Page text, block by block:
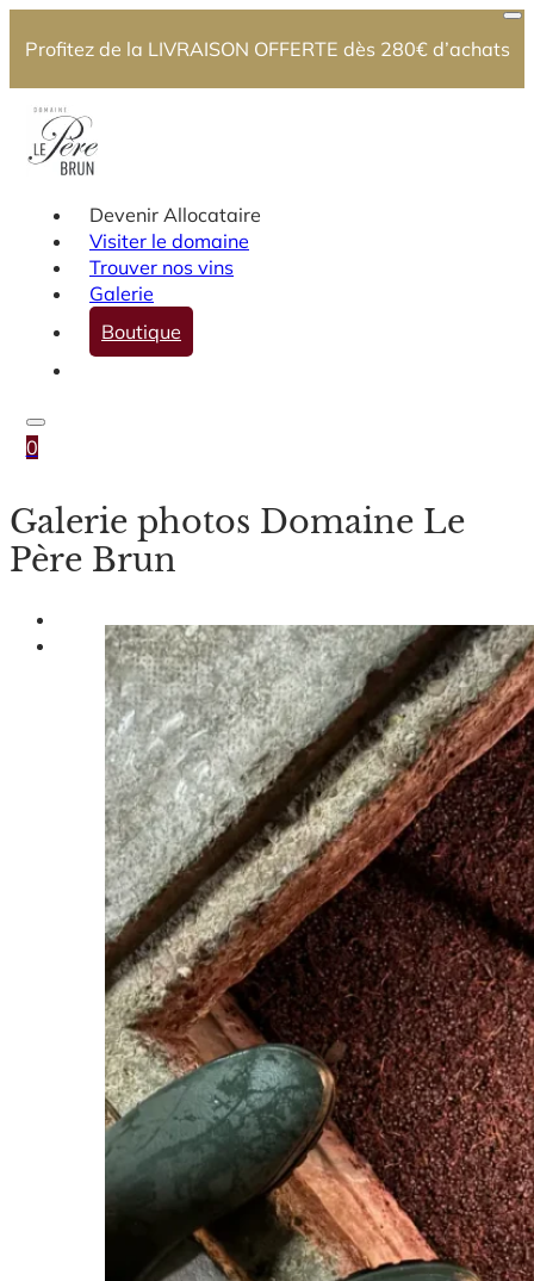
Profitez de la LIVRAISON OFFERTE dès 280€ d’achats
Devenir Allocataire
Visiter le domaine
Trouver nos vins
Galerie
Boutique
0
Galerie photos Domaine Le
Père Brun